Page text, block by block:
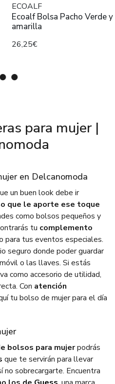
ECOALF
Ecoalf Bolsa Pacho Verde y
amarilla
26,25€
para mujer |
en Delcanomoda
un buen look debe ir
que le aporte ese toque
como bolsos pequeños y
tu complemento
para tus eventos especiales.
seguro donde poder guardar
o las llaves. Si estás
como accesorio de utilidad,
Con atención
tu bolso de mujer para el día
bolsos para mujerpodrás
que te servirán para llevar
no sobrecargarte. Encuentra